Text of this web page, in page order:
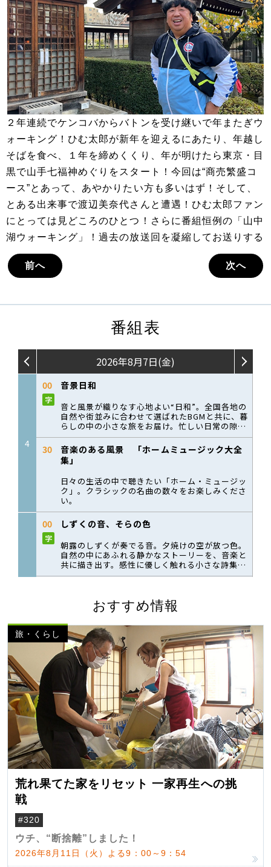
２年連続でケンコバからバトンを受け継いで年またぎウ
ォーキング！ひむ太郎が新年を迎えるにあたり、年越し
そばを食べ、１年を締めくくり、年が明けたら東京・目
黒で山手七福神めぐりをスタート！今回は“商売繁盛コ
ース”とあって、あやかりたい方も多いはず！そして、
とある出来事で渡辺美奈代さんと遭遇！ひむ太郎ファン
にとっては見どころのひとつ！さらに番組恒例の「山中
湖ウォーキング」！過去の放送回を凝縮してお送りする
前へ 次へ
番組表
おすすめ情報
旅・くらし
荒れ果てた家をリセット 一家再生への挑
戦
#320
ウチ、“断捨離”しました！
2026年8月11日（火）よる9：00～9：54